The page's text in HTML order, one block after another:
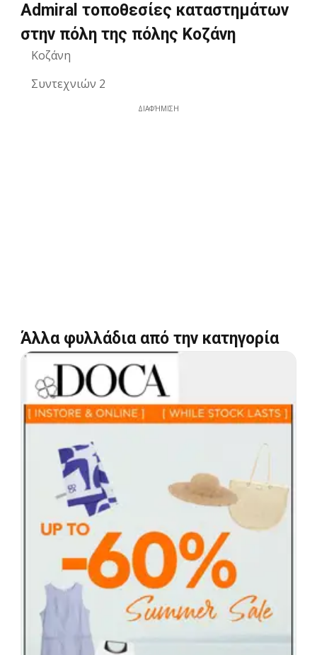
Admiral τοποθεσίες καταστημάτων
στην πόλη της πόλης Κοζάνη
Κοζάνη
Συντεχνιών 2
ΔΙΑΦΉΜΙΣΗ
Άλλα φυλλάδια από την κατηγορία